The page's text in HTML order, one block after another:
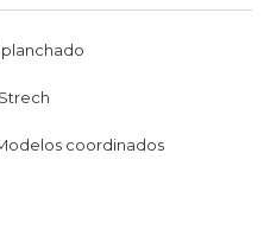
planchado
Strech
coordinados